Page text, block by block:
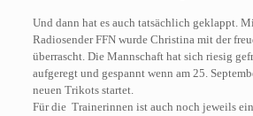
Und dann hat es auch tatsächlich geklappt.
Radiosender FFN wurde Christina mit der
überrascht. Die Mannschaft hat sich riesig
aufgeregt und gespannt wenn am 25.
neuen Trikots startet.
Für die Trainerinnen ist auch noch jeweils